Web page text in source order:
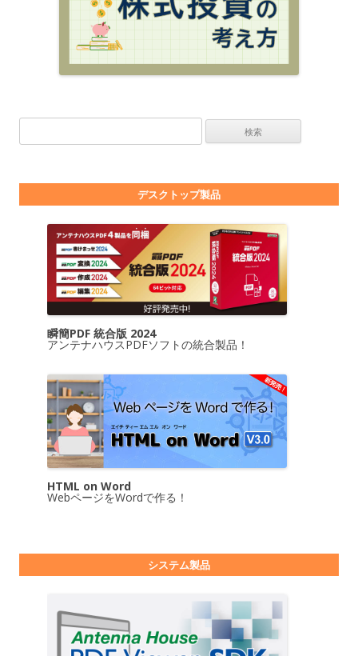
デスクトップ製品
瞬簡PDF 統合版 2024
アンテナハウスPDFソフトの統合製品！
HTML on Word
WebページをWordで作る！
システム製品